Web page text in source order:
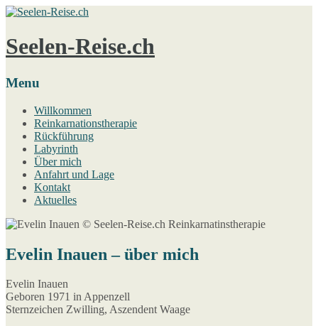
Seelen-Reise.ch
Menu
Willkommen
Reinkarnationstherapie
Rückführung
Labyrinth
Über mich
Anfahrt und Lage
Kontakt
Aktuelles
Evelin Inauen – über mich
Evelin Inauen
Geboren 1971 in Appenzell
Sternzeichen Zwilling, Aszendent Waage